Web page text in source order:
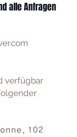
alle Anfragen
verfügbar
102